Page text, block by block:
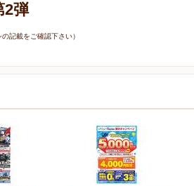
2弾
記載をご確認下さい）